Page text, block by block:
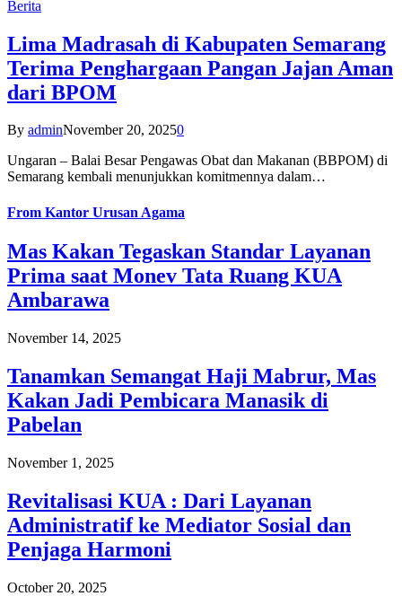
Berita
Lima Madrasah di Kabupaten Semarang
Terima Penghargaan Pangan Jajan Aman
dari BPOM
By adminNovember 20, 20250
Ungaran – Balai Besar Pengawas Obat dan Makanan (BBPOM) di
Semarang kembali menunjukkan komitmennya dalam…
From Kantor Urusan Agama
Mas Kakan Tegaskan Standar Layanan
Prima saat Monev Tata Ruang KUA
Ambarawa
November 14, 2025
Tanamkan Semangat Haji Mabrur, Mas
Kakan Jadi Pembicara Manasik di
Pabelan
November 1, 2025
Revitalisasi KUA : Dari Layanan
Administratif ke Mediator Sosial dan
Penjaga Harmoni
October 20, 2025